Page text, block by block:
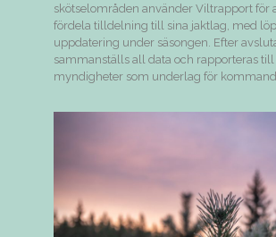
skötselområden använder Viltrapport för
fördela tilldelning till sina jaktlag, med
uppdatering under säsongen. Efter
sammanställs all data och rapporteras till
myndigheter som underlag för